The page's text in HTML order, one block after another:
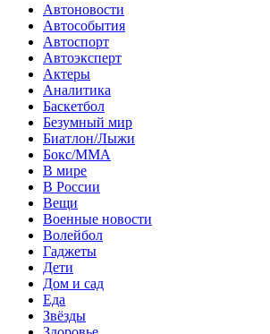
Автоновости
Автособытия
Автоспорт
Автоэксперт
Актеры
Аналитика
Баскетбол
Безумный мир
Биатлон/Лыжи
Бокс/MMA
В мире
В России
Вещи
Военные новости
Волейбол
Гаджеты
Дети
Дом и сад
Еда
Звёзды